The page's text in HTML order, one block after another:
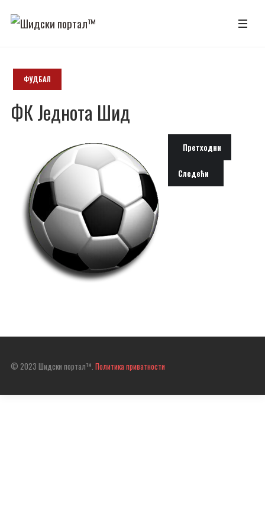
ФУДБАЛ
ФК Једнота Шид
Претходни чланак: ФК
Претходни
Следећи чланак: ФК
Следећи
© 2023 Шидски портал™. Политика приватности